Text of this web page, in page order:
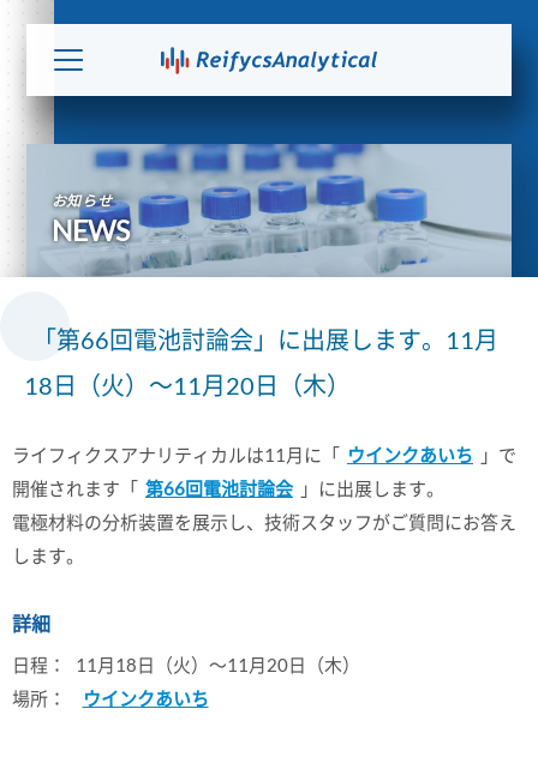
お知らせ
NEWS
「第66回電池討論会」に出展します。11月
18日（火）～11月20日（木）
ライフィクスアナリティカルは11月に「 ウインクあいち
」で
開催されます「 第66回電池討論会 」に出展します。
電極材料の分析装置を展示し、技術スタッフがご質問にお答え
します。
詳細
日程：
11月18日（火）～11月20日（木）
場所：
ウインクあいち